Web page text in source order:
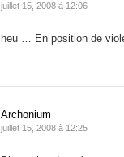
juillet 15, 2008 à 12:06
heu … En position de
Archonium
juillet 15, 2008 à 12:25